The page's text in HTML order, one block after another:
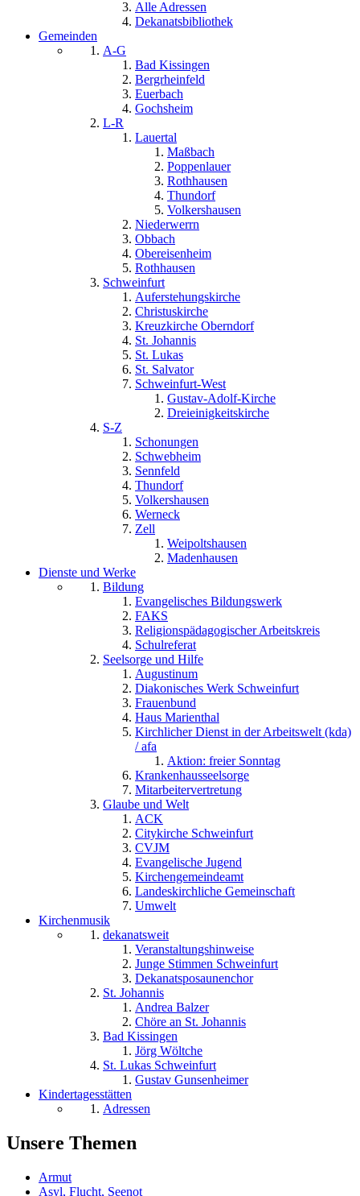
Alle Adressen
Dekanatsbibliothek
Gemeinden
A-G
Bad Kissingen
Bergrheinfeld
Euerbach
Gochsheim
L-R
Lauertal
Maßbach
Poppenlauer
Rothhausen
Thundorf
Volkershausen
Niederwerrn
Obbach
Obereisenheim
Rothhausen
Schweinfurt
Auferstehungskirche
Christuskirche
Kreuzkirche Oberndorf
St. Johannis
St. Lukas
St. Salvator
Schweinfurt-West
Gustav-Adolf-Kirche
Dreieinigkeitskirche
S-Z
Schonungen
Schwebheim
Sennfeld
Thundorf
Volkershausen
Werneck
Zell
Weipoltshausen
Madenhausen
Dienste und Werke
Bildung
Evangelisches Bildungswerk
FAKS
Religionspädagogischer Arbeitskreis
Schulreferat
Seelsorge und Hilfe
Augustinum
Diakonisches Werk Schweinfurt
Frauenbund
Haus Marienthal
Kirchlicher Dienst in der Arbeitswelt (kda)
/ afa
Aktion: freier Sonntag
Krankenhausseelsorge
Mitarbeitervertretung
Glaube und Welt
ACK
Citykirche Schweinfurt
CVJM
Evangelische Jugend
Kirchengemeindeamt
Landeskirchliche Gemeinschaft
Umwelt
Kirchenmusik
dekanatsweit
Veranstaltungshinweise
Junge Stimmen Schweinfurt
Dekanatsposaunenchor
St. Johannis
Andrea Balzer
Chöre an St. Johannis
Bad Kissingen
Jörg Wöltche
St. Lukas Schweinfurt
Gustav Gunsenheimer
Kindertagesstätten
Adressen
Unsere Themen
Armut
Asyl, Flucht, Seenot